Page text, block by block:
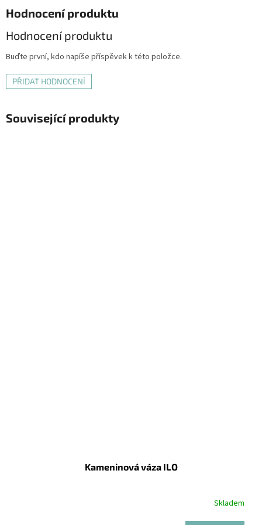
Hodnocení produktu
Hodnocení produktu
Buďte první, kdo napíše příspěvek k této položce.
PŘIDAT HODNOCENÍ
Související produkty
Kameninová váza ILO
Skladem